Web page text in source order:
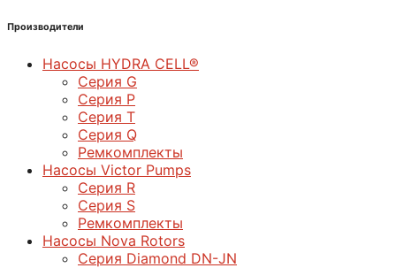
Производители
Насосы HYDRA CELL®
Серия G
Серия P
Серия T
Серия Q
Ремкомплекты
Насосы Victor Pumps
Серия R
Серия S
Ремкомплекты
Насосы Nova Rotors
Серия Diamond DN-JN